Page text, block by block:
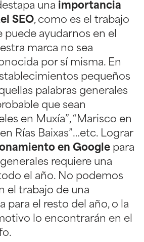
una importancia
SEO, como es el trabajo
puede ayudarnos en el
marca no sea
por sí misma. En
pequeños
palabras generales
que sean
en Muxía”, “Marisco en
en Rías Baixas”…etc. Lograr
en Google para
requiere una
el año. No podemos
el trabajo de una
para el resto del año, o la
lo encontrarán en el